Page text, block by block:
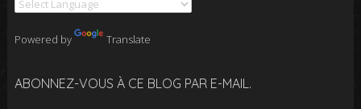
Powered by Translate
ABONNEZ-VOUS À CE BLOG PAR E-MAIL.